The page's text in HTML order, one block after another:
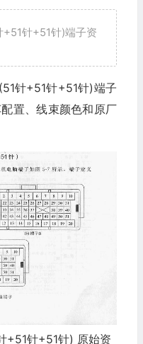
针+51针)端子资
针+51针+51针)端子
置、线束颜色和原厂
+51针+51针) 原始资